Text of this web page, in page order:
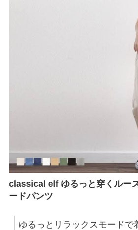
classical elf ゆるっと穿くルー
ードパンツ
ゆるっとリラックスモードで